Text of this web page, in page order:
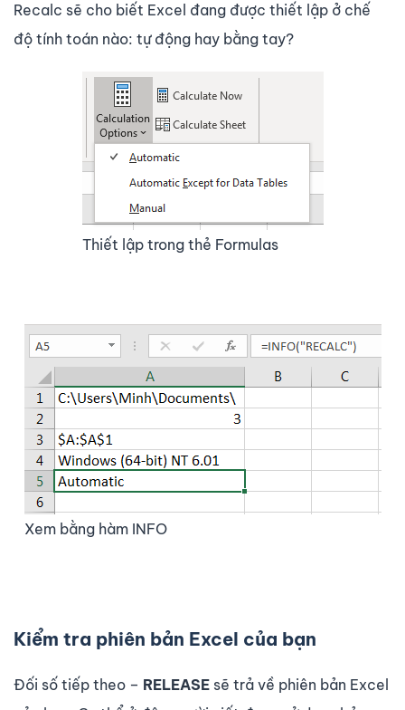
Recalc sẽ cho biết Excel đang được thiết lập ở chế
độ tính toán nào: tự động hay bằng tay?
Thiết lập trong thẻ Formulas
Xem bằng hàm INFO
Kiểm tra phiên bản Excel của bạn
Đối số tiếp theo – RELEASE sẽ trả về phiên bản Excel